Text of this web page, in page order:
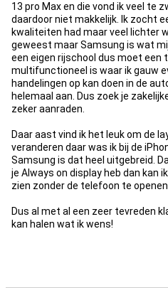
13 pro Max en die vond ik veel te
daardoor niet makkelijk. Ik zocht
kwaliteiten had maar veel lichter
geweest maar Samsung is wat
een eigen rijschool dus moet een
multifunctioneel is waar ik gauw
handelingen op kan doen in de
helemaal aan. Dus zoek je
zeker aanraden.
Daar aast vind ik het leuk om de
veranderen daar was ik bij de
Samsung is dat heel uitgebreid.
je Always on display heb dan kan
zien zonder de telefoon te openen.
Dus al met al een zeer tevreden
kan halen wat ik wens!